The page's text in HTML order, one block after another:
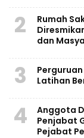
2
Rumah
dan
3
Latihan
4
Anggota
Penjabat
Pejabat